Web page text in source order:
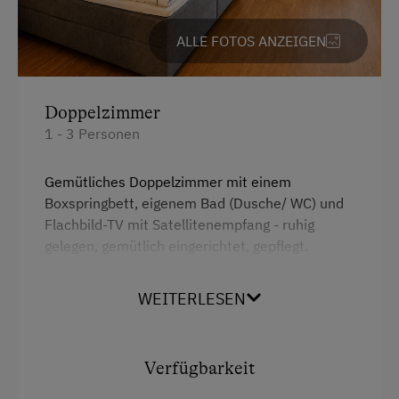
Kinder sind willkommen
Spielzeug
Übernachtung mit Frühstück
Service
Transfer Bahnhof
Kostenloses Internet
ALLE FOTOS ANZEIGEN
Doppelzimmer
1 - 3 Personen
Gemütliches Doppelzimmer mit einem
Boxspringbett, eigenem Bad (Dusche/ WC) und
Flachbild-TV mit Satellitenempfang - ruhig
gelegen, gemütlich eingerichtet, gepflegt.
WEITERLESEN
Verfügbarkeit